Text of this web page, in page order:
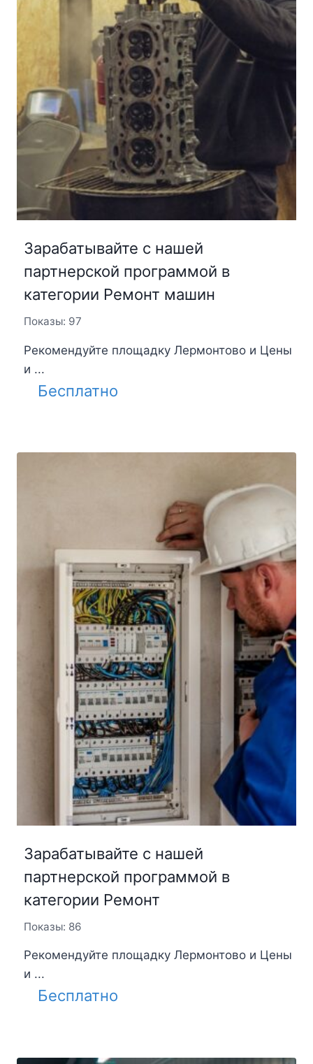
Зарабатывайте с нашей
партнерской программой в
категории Ремонт машин
Показы: 97
Рекомендуйте площадку Лермонтово и Цены
и ...
Бесплатно
Зарабатывайте с нашей
партнерской программой в
категории Ремонт
Показы: 86
Рекомендуйте площадку Лермонтово и Цены
и ...
Бесплатно